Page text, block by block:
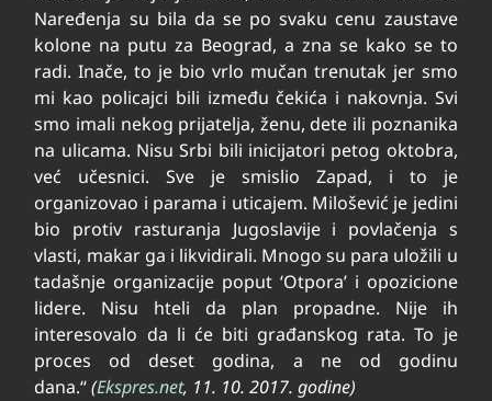
Naređenja su bila da se po svaku cenu zaustave
kolone na putu za Beograd, a zna se kako se to
radi. Inače, to je bio vrlo mučan trenutak jer smo
mi kao policajci bili između čekića i nakovnja. Svi
smo imali nekog prijatelja, ženu, dete ili poznanika
na ulicama. Nisu Srbi bili inicijatori petog oktobra,
već učesnici. Sve je smislio Zapad, i to je
organizovao i parama i uticajem. Milošević je jedini
bio protiv rasturanja Jugoslavije i povlačenja s
vlasti, makar ga i likvidirali. Mnogo su para uložili u
tadašnje organizacije poput ‘Otpora’ i opozicione
lidere. Nisu hteli da plan propadne. Nije ih
interesovalo da li će biti građanskog rata. To je
proces od deset godina, a ne od godinu
dana.“(Ekspres.net, 11. 10. 2017. godine)